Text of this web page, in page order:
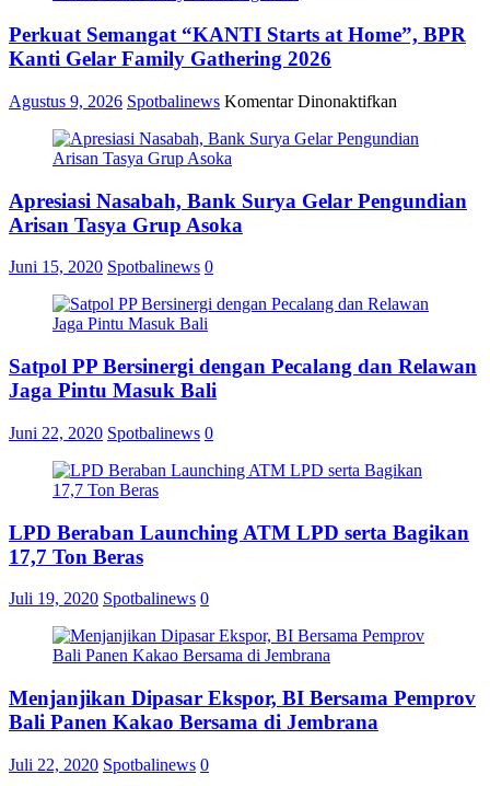
Perkuat Semangat “KANTI Starts at Home”, BPR
Kanti Gelar Family Gathering 2026
Agustus 9, 2026 Spotbalinews Komentar Dinonaktifkan
Semangat
at
Home”,
Family
Gathering
Apresiasi Nasabah, Bank Surya Gelar Pengundian
Arisan Tasya Grup Asoka
Juni 15, 2020 Spotbalinews 0
Satpol PP Bersinergi dengan Pecalang dan Relawan
Jaga Pintu Masuk Bali
Juni 22, 2020 Spotbalinews 0
LPD Beraban Launching ATM LPD serta Bagikan
17,7 Ton Beras
Juli 19, 2020 Spotbalinews 0
Menjanjikan Dipasar Ekspor, BI Bersama Pemprov
Bali Panen Kakao Bersama di Jembrana
Juli 22, 2020 Spotbalinews 0